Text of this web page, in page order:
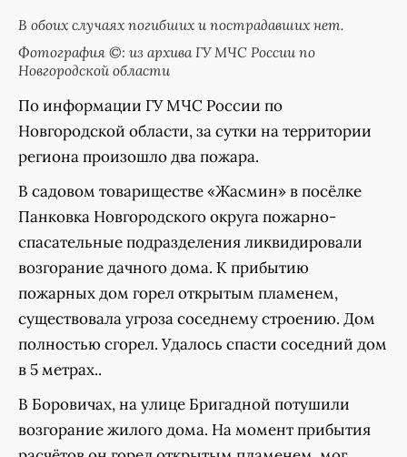
В обоих случаях погибших и пострадавших нет.
Фотография ©: из архива ГУ МЧС России по
Новгородской области
По информации ГУ МЧС России по
Новгородской области, за сутки на территории
региона произошло два пожара.
В садовом товариществе «Жасмин» в посёлке
Панковка Новгородского округа пожарно-
спасательные подразделения ликвидировали
возгорание дачного дома. К прибытию
пожарных дом горел открытым пламенем,
существовала угроза соседнему строению. Дом
полностью сгорел. Удалось спасти соседний дом
в 5 метрах..
В Боровичах, на улице Бригадной потушили
возгорание жилого дома. На момент прибытия